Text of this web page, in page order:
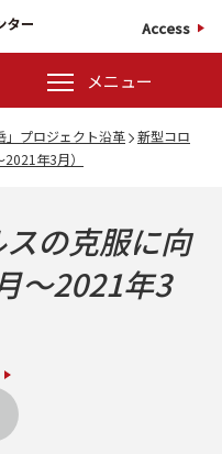
Access
メニュー
」プロジェクト沿革
新型コロ
年3月）
の克服に向
～2021年3